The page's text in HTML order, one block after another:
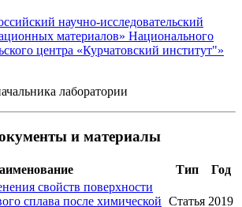
научно-исследовательский
материалов» Национального
центра «Курчатовский институт"»
лаборатории
и материалы
Тип
Год
свойств поверхности
сплава после химической Статья 2019